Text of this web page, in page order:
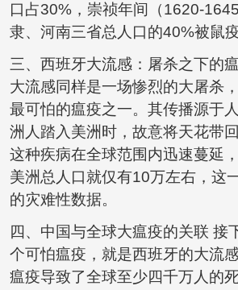
口占30%，崇祯年间（1620-
隶、河南三省总人口的40%被鼠疫
三、西班牙大流感：屠杀之下的
大流感同样是一场惨烈的大屠杀
最可怕的瘟疫之一。其传播源于
洲人踏入美洲时，故意将天花带
这种疾病在全球范围内迅速蔓延
美洲总人口就仅有10万左右，这
的灾难性数据。
四、中国与全球大瘟疫的关联 接
个可怕瘟疫，就是西班牙的大流
瘟疫导致了全球至少四千万人的